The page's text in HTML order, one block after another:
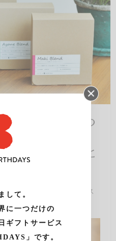
して。
に一つだけの
ギフトサービス
」です。
した世界で一つ
の
プバッグコーヒ
のはHOOP。最高品質のス
り扱っています。